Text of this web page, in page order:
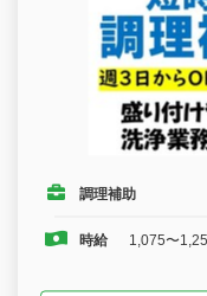
調理補助
時給 1,075〜